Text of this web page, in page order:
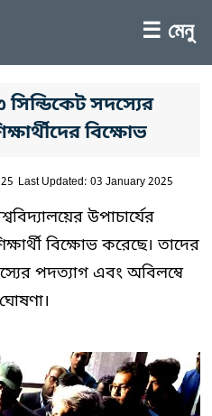
☰ মেনু
সিন্ডিকেট সদস্যের
বিক্ষোভ
Last Updated: 03 January 2025
উপাচার্যের
বিক্ষোভ করেছে। তাদের
পদত্যাগ এবং অবিলম্বে